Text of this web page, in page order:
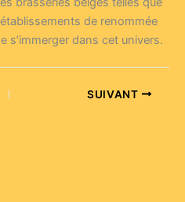
établissements de renommée
s’immerger dans cet univers.
SUIVANT